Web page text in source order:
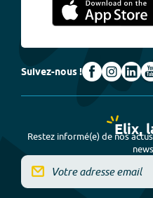
Suivez-nous !
Elix,
Restez informé(e) de nos